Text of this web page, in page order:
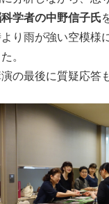
科学者の中野信子氏
より雨が強い空模様
。
の最後に質疑応答